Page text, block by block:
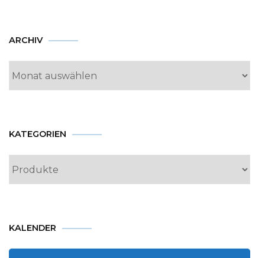
ARCHIV Archiv
KATEGORIEN
KALENDER